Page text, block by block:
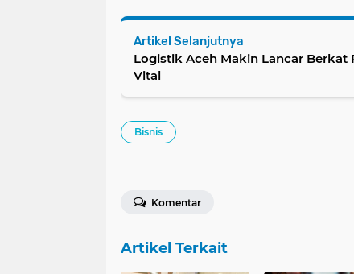
Artikel Selanjutnya
Logistik Aceh Makin Lancar Berkat
Vital
Bisnis
Komentar
Artikel Terkait